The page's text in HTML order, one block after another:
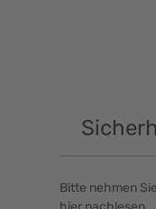
Bitte nehmen